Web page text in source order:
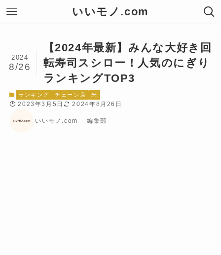
いいモノ.com
【2024年最新】みんな大好き回
転寿司スシロー！人気のにぎり
ランキングTOP3
2024
8/26
ランキング チェーン店 米
2023年3月5日 2024年8月26日
いいモノ.com 編集部